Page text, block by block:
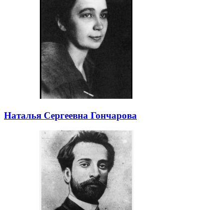
Наталья Сергеевна Гончарова